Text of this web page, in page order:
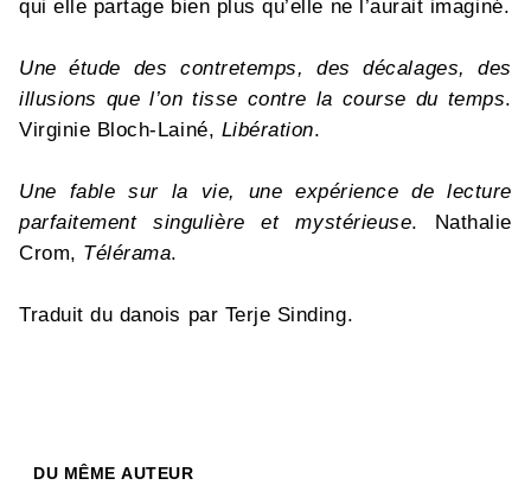
qui elle partage bien plus qu’elle ne l’aurait imaginé.
Une étude des contretemps, des décalages, des
illusions que l’on tisse contre la course du temps.
Virginie Bloch-Lainé, Libération.
Une fable sur la vie, une expérience de lecture
parfaitement singulière et mystérieuse. Nathalie
Crom, Télérama.
Traduit du danois par Terje Sinding.
DU MÊME AUTEUR